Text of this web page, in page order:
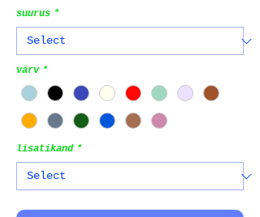
suurus *
värv *
lisatikand *